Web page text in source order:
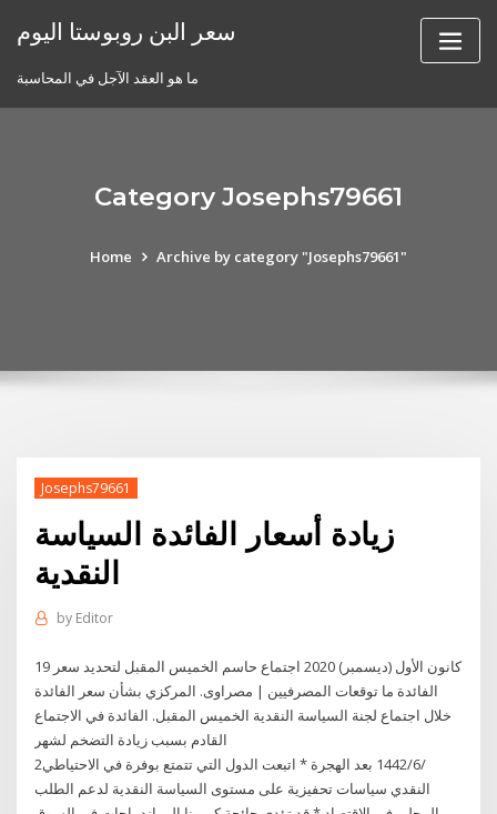
سعر البن روبوستا اليوم
ما هو العقد الآجل في المحاسبة
Category Josephs79661
Home Archive by category "Josephs79661"
Josephs79661
زيادة أسعار الفائدة السياسة
النقدية
by Editor
19 كانون الأول (ديسمبر) 2020 اجتماع حاسم الخميس المقبل لتحديد سعر
الفائدة ما توقعات المصرفيين | مصراوى. المركزي بشأن سعر الفائدة
خلال اجتماع لجنة السياسة النقدية الخميس المقبل. الفائدة في الاجتماع
القادم بسبب زيادة التضخم لشهر
2‏‏/6‏‏/1442 بعد الهجرة * اتبعت الدول التي تتمتع بوفرة في الاحتياطي
النقدي سياسات تحفيزية على مستوى السياسة النقدية لدعم الطلب